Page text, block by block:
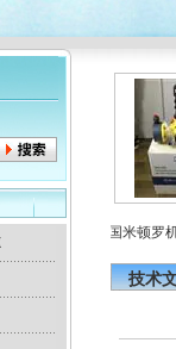
变送器 美国米顿罗机
技术